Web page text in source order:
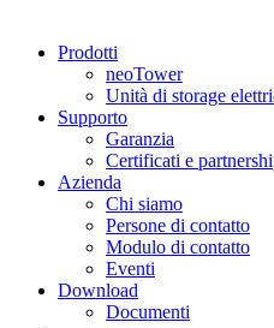
Prodotti
neoTower
Unità di storage
Supporto
Garanzia
Certificati e
Azienda
Chi siamo
Persone di contatto
Modulo di contatto
Eventi
Download
Documenti